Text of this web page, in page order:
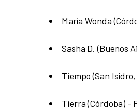
María Wonda
Sasha D. (Buenos
Tiempo (San
Tierra (Córdoba) -